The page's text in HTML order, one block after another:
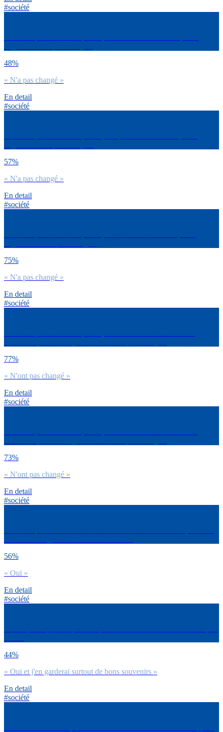
#société
48%
« N'a pas changé »
En detail
#société
57%
« N'a pas changé »
En detail
#société
75%
« N'a pas changé »
En detail
#société
77%
« N'ont pas changé »
En detail
#société
73%
« N'ont pas changé »
En detail
#société
56%
« Oui »
En detail
#société
44%
« Oui et j'en garderai surtout de bons souvenirs »
En detail
#société